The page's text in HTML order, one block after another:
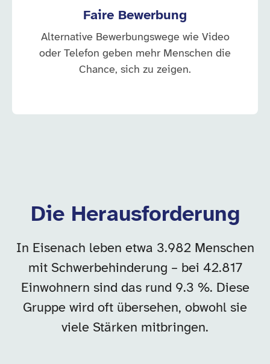
Faire Bewerbung
Alternative Bewerbungswege wie Video
oder Telefon geben mehr Menschen die
Chance, sich zu zeigen.
Die Herausforderung
In Eisenach leben etwa 3.982 Menschen
mit Schwerbehinderung – bei 42.817
Einwohnern sind das rund 9.3 %. Diese
Gruppe wird oft übersehen, obwohl sie
viele Stärken mitbringen.